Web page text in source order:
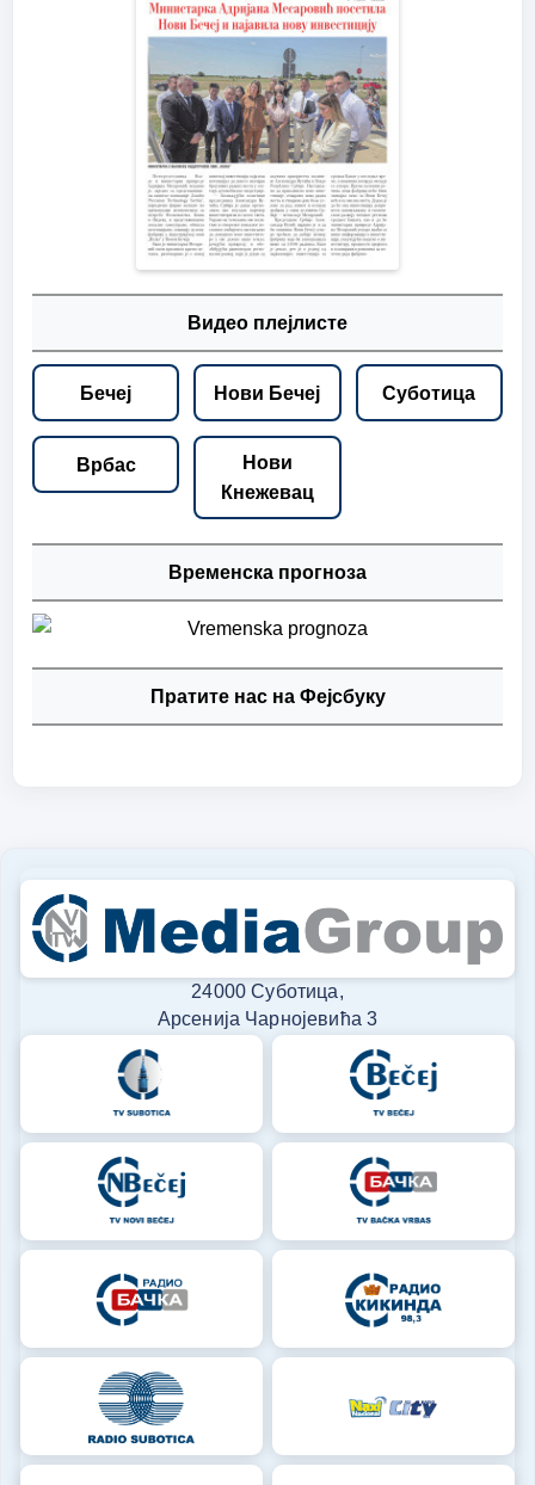
Видео плејлисте
Бечеј Нови Бечеј Суботица
Врбас
Нови
Кнежевац
Временска прогноза
Пратите нас на Фејсбуку
24000 Суботица,
Арсенија Чарнојевића 3